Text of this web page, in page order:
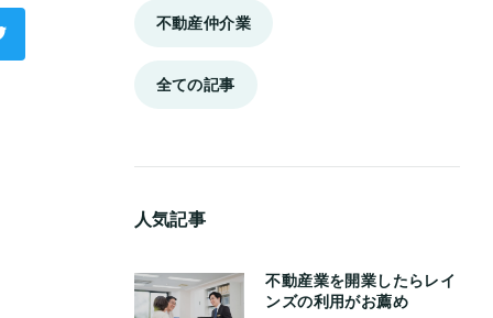
不動産仲介業
全ての記事
人気記事
不動産業を開業したらレイ
ンズの利用がお薦め